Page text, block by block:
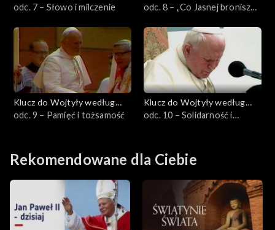
Łuczewskiego
odc. 7 – Słowo i milczenie
Łuczewskiego
odc. 8 – „Co Jasnej bronisz
świecisz Bramie”
Klucz do Wojtyły według
Łuczewskiego
odc. 9 – Pamięć i tożsamość
Klucz do Wojtyły według
Łuczewskiego
odc. 10 – Solidarność i
Rekomendowane dla Ciebie